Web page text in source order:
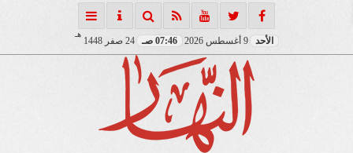
الأحد 07:46 صـ 24 صفر 1448
هـ